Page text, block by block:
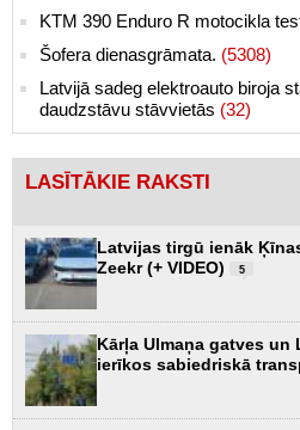
KTM 390 Enduro R motocikla
Šofera dienasgrāmata. (5308)
Latvijā sadeg elektroauto biroja
daudzstāvu stāvvietās (32)
LASĪTĀKIE RAKSTI
Latvijas tirgū ienāk
Zeekr (+ VIDEO)
5
Kārļa Ulmaņa gatves
ierīkos sabiedriskā